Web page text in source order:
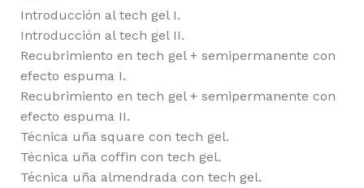
Introducción al tech gel I.
Introducción al tech gel II.
Recubrimiento en tech gel + semipermanente con
efecto espuma I.
Recubrimiento en tech gel + semipermanente con
efecto espuma II.
Técnica uña square con tech gel.
Técnica uña coffin con tech gel.
Técnica uña almendrada con tech gel.